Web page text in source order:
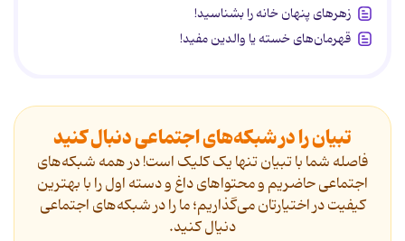
زهرهای پنهان خانه را بشناسید!
قهرمان‌های خسته یا والدین مفید!
تبیان را در شبکه‌های اجتماعی دنبال کنید
فاصله شما با تبیان تنها یک کلیک است! در همه شبکه‌های
اجتماعی حاضریم و محتواهای داغ و دسته اول را با بهترین
کیفیت در اختیارتان می‌گذاریم؛ ما را در شبکه‌های اجتماعی
دنیال کنید.